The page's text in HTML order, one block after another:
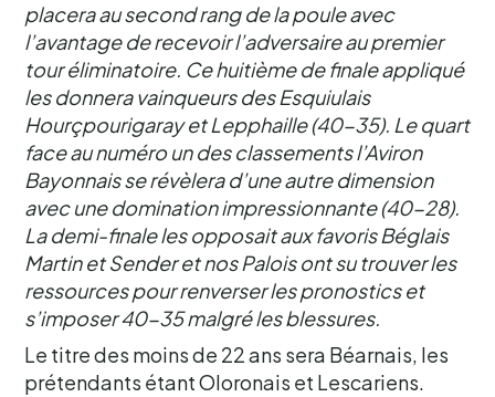
placera au second rang de la poule avec
l’avantage de recevoir l’adversaire au premier
tour éliminatoire. Ce huitième de finale appliqué
les donnera vainqueurs des Esquiulais
Hourçpourigaray et Lepphaille (40-35). Le quart
face au numéro un des classements l’Aviron
Bayonnais se révèlera d’une autre dimension
avec une domination impressionnante (40-28).
La demi-finale les opposait aux favoris Béglais
Martin et Sender et nos Palois ont su trouver les
ressources pour renverser les pronostics et
s’imposer 40-35 malgré les blessures.
Le titre des moins de 22 ans sera Béarnais, les
prétendants étant Oloronais et Lescariens.